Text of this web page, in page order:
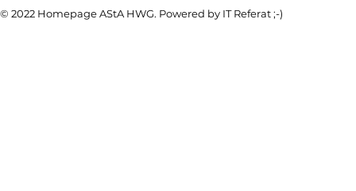
© 2022 Homepage AStA HWG. Powered by IT Referat ;-)